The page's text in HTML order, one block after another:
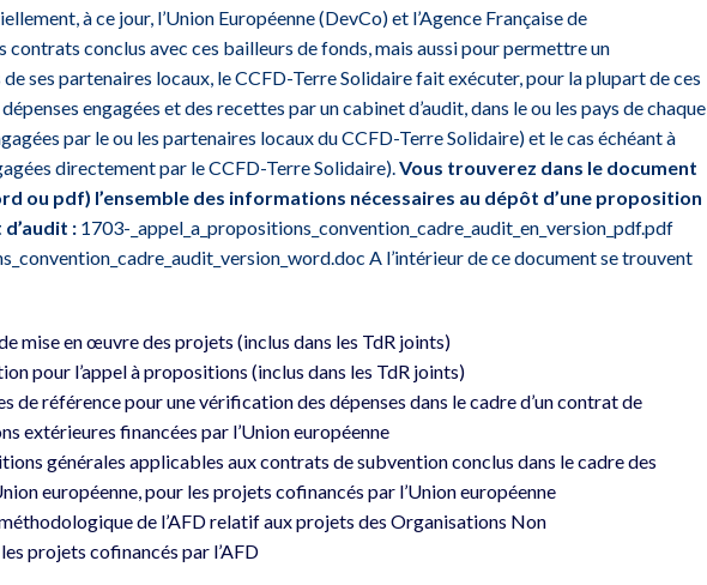
à ce jour, l’Union Européenne (DevCo) et l’Agence Française de
conclus avec ces bailleurs de fonds, mais aussi pour permettre un
ses partenaires locaux, le CCFD-Terre Solidaire fait exécuter, pour la plupart de ces
engagées et des recettes par un cabinet d’audit, dans le ou les pays de chaque
par le ou les partenaires locaux du CCFD-Terre Solidaire) et le cas échéant à
directement par le CCFD-Terre Solidaire).Vous trouverez dans le document
ou pdf) l’ensemble des informations nécessaires au dépôt d’une proposition
: 1703-_appel_a_propositions_convention_cadre_audit_en_version_pdf.pdf
A l’intérieur de ce document se trouvent
mise en œuvre des projets (inclus dans les TdR joints)
pour l’appel à propositions (inclus dans les TdR joints)
de référence pour une vérification des dépenses dans le cadre d’un contrat de
extérieures financées par l’Union européenne
générales applicables aux contrats de subvention conclus dans le cadre des
européenne, pour les projets cofinancés par l’Union européenne
de l’AFD relatif aux projets des Organisations Non
projets cofinancés par l’AFD